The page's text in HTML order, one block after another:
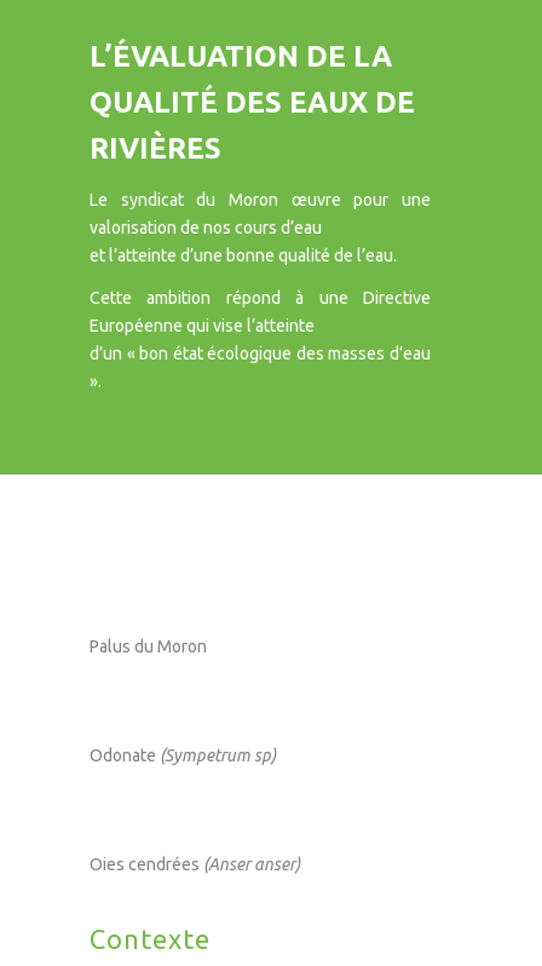
L’ÉVALUATION DE LA
QUALITÉ DES EAUX DE
RIVIÈRES
Le syndicat du Moron œuvre pour une
valorisation de nos cours d’eau
et l’atteinte d’une bonne qualité de l’eau.
Cette ambition répond à une Directive
Européenne qui vise l’atteinte
d’un « bon état écologique des masses d’eau
».
Palus du Moron
Odonate (Sympetrum sp)
Oies cendrées (Anser anser)
Contexte